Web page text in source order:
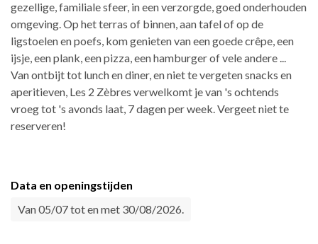
gezellige, familiale sfeer, in een verzorgde, goed onderhouden
omgeving. Op het terras of binnen, aan tafel of op de
ligstoelen en poefs, kom genieten van een goede crêpe, een
ijsje, een plank, een pizza, een hamburger of vele andere ...
Van ontbijt tot lunch en diner, en niet te vergeten snacks en
aperitieven, Les 2 Zèbres verwelkomt je van 's ochtends
vroeg tot 's avonds laat, 7 dagen per week. Vergeet niet te
reserveren!
Data en openingstijden
Van 05/07 tot en met 30/08/2026.